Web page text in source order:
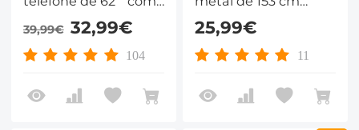
controle remoto
Bluetooth +
adaptador Gopro
39,99€ 32,99€
104
MS07, adaptador 14,
equipado com
adaptador GoPro,
GoPro, DJI Action,
Insta360
25,99€
11